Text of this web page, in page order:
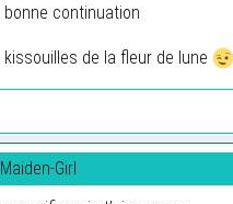
bonne continuation
kissouilles de la fleur de lune
Maiden-Girl